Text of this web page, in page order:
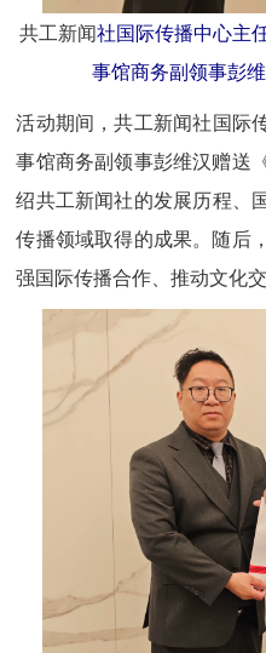
共工新闻社国际传播中心主
事馆商务副领事彭
活动期间，共工新闻社国际
事馆商务副领事彭维汉赠送
绍共工新闻社的发展历程、
传播领域取得的成果。随后
强国际传播合作、推动文化